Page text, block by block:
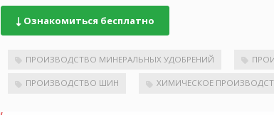
Ознакомиться бесплатно
ПРОИЗВОДСТВО МИНЕРАЛЬНЫХ УДОБРЕНИЙ
ПРОИЗВОДСТВО ШИН ХИМИЧЕСКОЕ